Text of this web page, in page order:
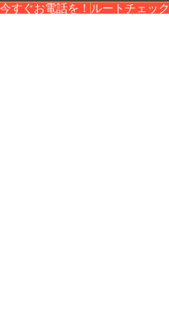
今すぐお電話を！ ルートチェック